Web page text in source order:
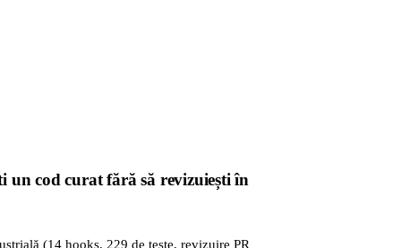
cod curat fără să revizuiești în
(14 hooks, 229 de teste, revizuire PR